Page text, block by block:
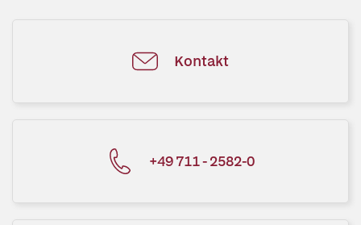
Kontakt
+49 711 - 2582-0